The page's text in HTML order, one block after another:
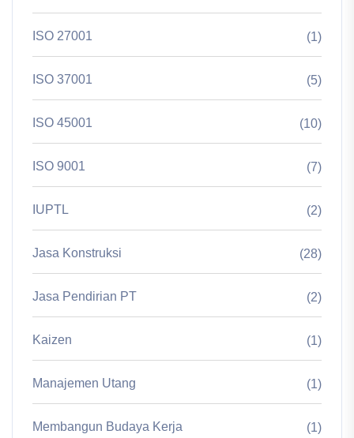
ISO 27001 (1)
ISO 37001 (5)
ISO 45001 (10)
ISO 9001 (7)
IUPTL (2)
Jasa Konstruksi (28)
Jasa Pendirian PT (2)
Kaizen (1)
Manajemen Utang (1)
Membangun Budaya Kerja (1)